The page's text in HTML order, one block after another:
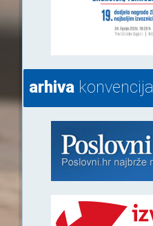
arhivakonvencija